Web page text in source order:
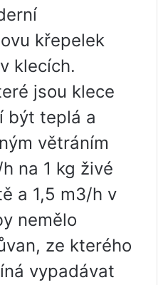
křepelek
klecích.
jsou klece
být teplá a
větráním
na 1 kg živé
a 1,5 m3/h v
nemělo
ze kterého
vypadávat